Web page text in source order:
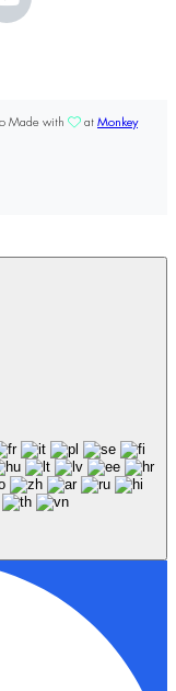
Made with at Monkey